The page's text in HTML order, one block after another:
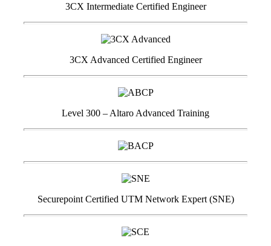
3CX Intermediate Certified Engineer
3CX Advanced Certified Engineer
Level 300 – Altaro Advanced Training
Securepoint Certified UTM Network Expert (SNE)